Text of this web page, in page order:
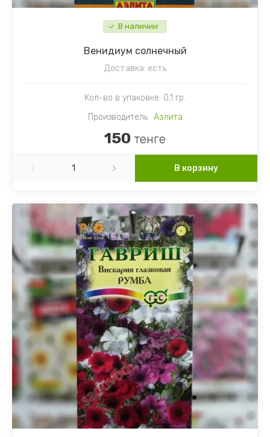
В наличии
Венидиум солнечный
Доставка: есть
Кол-во в упаковке: 0,1 гр.
Производитель
Аэлита
150 тенге
В корзину